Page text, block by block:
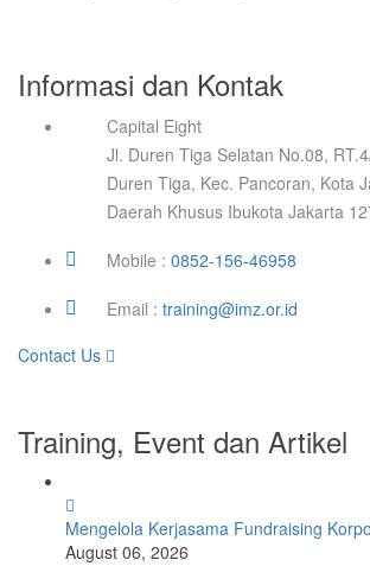
Informasi dan Kontak
Capital Eight
Jl. Duren Tiga Selatan No.08,
Duren Tiga, Kec. Pancoran, Kota
Daerah Khusus Ibukota Jakarta
Mobile : 0852-156-46958
Email : training@imz.or.id
Contact Us
Training, Event dan Artikel
Mengelola Kerjasama Fundraising
August 06, 2026